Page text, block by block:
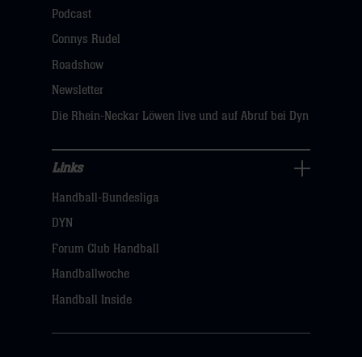
öffnen,
dann
hier
Podcast
Connys Rudel
Roadshow
Newsletter
Die Rhein-Neckar Löwen live und auf Abruf bei Dyn
Navigation
öffnen,
dann
klicken
Links
Handball-Bundesliga
DYN
Forum Club Handball
Handballwoche
Handball Inside